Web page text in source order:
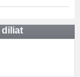
diliat